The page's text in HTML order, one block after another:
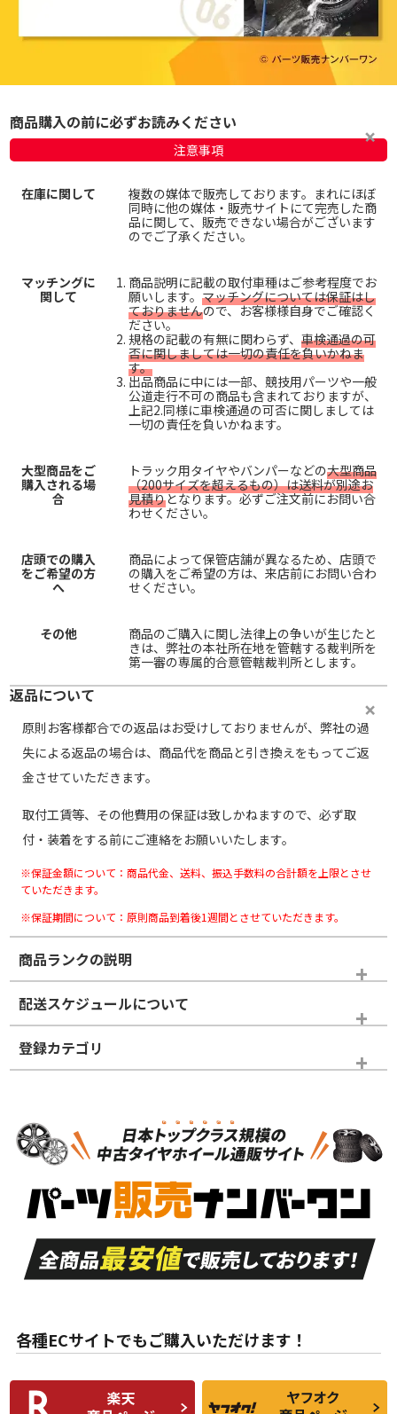
商品購入の前に必ずお読みください
注意事項
在庫に関して
複数の媒体で販売しております。まれにほぼ
同時に他の媒体・販売サイトにて完売した商
品に関して、販売できない場合がございます
のでご了承ください。
マッチングに
関して
商品説明に記載の取付車種はご参考程度でお
願いします。 マッチングについては保証はし
ておりませんので、お客様様自身でご確認く
ださい。
規格の記載の有無に関わらず、 車検通過の可
否に関しましては一切の責任を負いかねま
す。
出品商品に中には一部、競技用パーツや一般
公道走行不可の商品も含まれておりますが、
上記2.同様に車検通過の可否に関しましては
一切の責任を負いかねます。
大型商品をご
購入される場
合
トラック用タイヤやバンパーなどの大型商品
（200サイズを超えるもの）は送料が別途お
見積りとなります。必ずご注文前にお問い合
わせください。
店頭での購入
をご希望の方
へ
商品によって保管店舗が異なるため、店頭で
の購入をご希望の方は、来店前にお問い合わ
せください。
その他
商品のご購入に関し法律上の争いが生じたと
きは、弊社の本社所在地を管轄する裁判所を
第一審の専属的合意管轄裁判所とします。
返品について
原則お客様都合での返品はお受けしておりませんが、弊社の過
失による返品の場合は、商品代を商品と引き換えをもってご返
金させていただきます。
取付工賃等、その他費用の保証は致しかねますので、必ず取
付・装着をする前にご連絡をお願いいたします。
※保証金額について：商品代金、送料、振込手数料の合計額を上限とさせ
ていただきます。
※保証期間について：原則商品到着後1週間とさせていただきます。
商品ランクの説明
※商品ランクは出品者の主観により判断しておりますので、あら
かじめご了承ください。
ホイールランク
S
品）
S
新車外し品（新古
付き
A
走行距離も少なく、
目立つ傷もほとんど
ない中古品
A
走行距離も少なく、
非常に状態の良い中
古品
な中古品
んどない中古品
C
比較的きれいな中古
品
C
られるが、使用に問
題のない中古品
配送スケジュールについて
登録カテゴリ
スタッドレスタイヤホイールセット
各種ECサイトでもご購入いただけます！